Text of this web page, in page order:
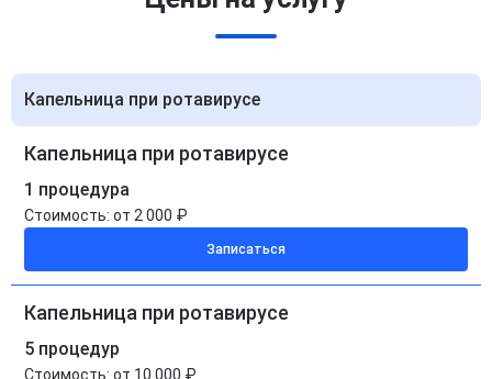
Капельница при ротавирусе
Капельница при ротавирусе
1 процедура
Стоимость: от 2 000 ₽
Записаться
Капельница при ротавирусе
5 процедур
Стоимость: от 10 000 ₽